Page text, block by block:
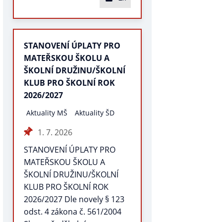
STANOVENÍ ÚPLATY PRO
MATEŘSKOU ŠKOLU A
ŠKOLNÍ DRUŽINU/ŠKOLNÍ
KLUB PRO ŠKOLNÍ ROK
2026/2027
Aktuality MŠ Aktuality ŠD
1. 7. 2026
STANOVENÍ ÚPLATY PRO
MATEŘSKOU ŠKOLU A
ŠKOLNÍ DRUŽINU/ŠKOLNÍ
KLUB PRO ŠKOLNÍ ROK
2026/2027 Dle novely § 123
odst. 4 zákona č. 561/2004